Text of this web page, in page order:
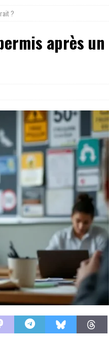
?
après un